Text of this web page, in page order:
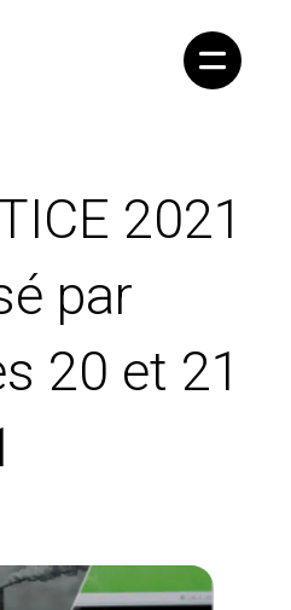
2021
par
20 et 21